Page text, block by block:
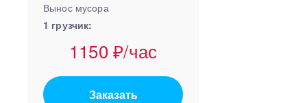
Вынос мусора
1 грузчик:
1150 ₽/час
Заказать